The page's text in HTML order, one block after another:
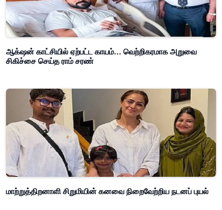
ஆக்‌ஷன் காட்சியில் ஏற்பட்ட காயம்... வெற்றிகரமாக அறுவை
சிகிச்சை செய்த ராம் சரண்
மாற்றுத்திறனாளி சிறுமியின் கனவை நிறைவேற்றிய நடனப் புயல்